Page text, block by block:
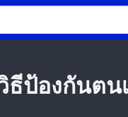
ป้องกันตน